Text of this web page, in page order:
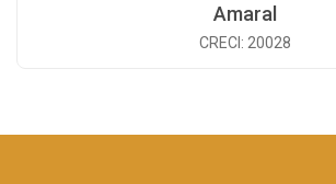
Amaral
CRECI: 20028